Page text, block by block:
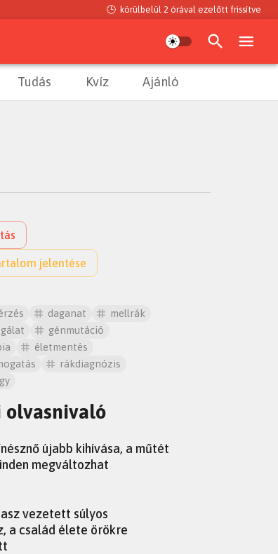
🕒 körülbelül 2 órával ezelőtt frissítve
Tudás Kvíz Ajánló
jelentése
daganat
mellrák
génmutáció
életmentés
rákdiagnózis
olvasnivaló
újabb kihívása, a műtét
megváltozhat
vezetett súlyos
a család élete örökre